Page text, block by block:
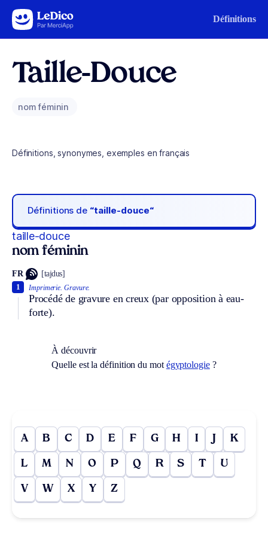
Aller au contenu Définitions
Taille-Douce
nom féminin
Définitions, synonymes, exemples en français
Définitions de “taille-douce“
taille-douce
nom féminin
FR [tajdus]
Imprimerie. Gravure.
Procédé de gravure en creux (par opposition à eau-
forte).
1
À découvrir
Quelle est la définition du mot égyptologie?
A B C D E F G H I J K
L M N O P Q R S T U
V W X Y Z